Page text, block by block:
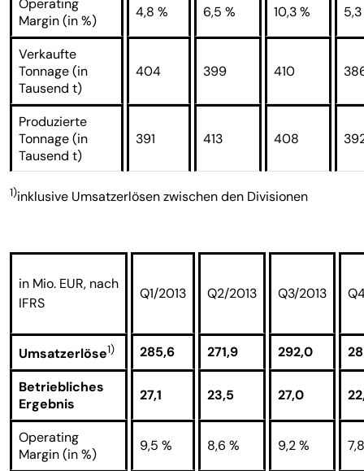
Operating
Margin (in %)
4,8 % 6,5 % 10,3 %
Verkaufte
Tonnage (in
Tausend t)
404 399 410
Produzierte
Tonnage (in
Tausend t)
391 413 408
1)inklusive Umsatzerlösen zwischen den Divisionen
in Mio. EUR, nach
IFRS
Q1/2013 Q2/2013 Q3/2013
Umsatzerlöse1) 285,6 271,9 292,0
Betriebliches
Ergebnis
27,1 23,5 27,0
Operating
Margin (in %)
9,5 % 8,6 % 9,2 %